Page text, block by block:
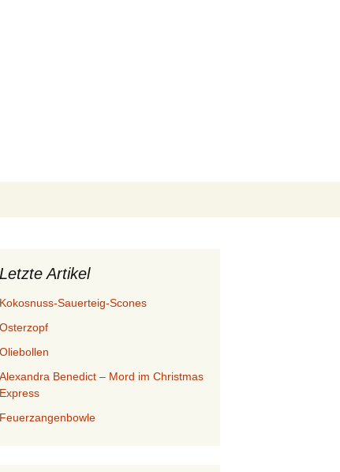
Letzte Artikel
Kokosnuss-Sauerteig-Scones
Osterzopf
Oliebollen
Alexandra Benedict – Mord im Christmas
Express
Feuerzangenbowle